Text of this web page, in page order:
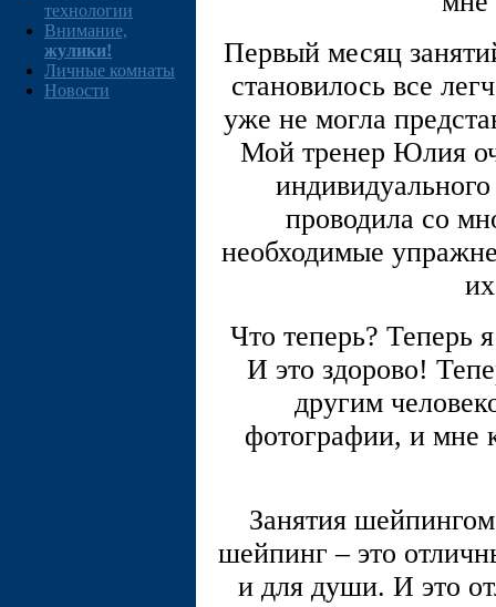
технологии
Внимание,
жулики!
Личные комнаты
Новости
Первый месяц
становилось все
уже не могла
Мой тренер Юлия
проводила со
необходимые
Что теперь? Теперь
И это здорово!
другим
фотографии, и мне
Занятия
шейпинг – это
и для души. И это